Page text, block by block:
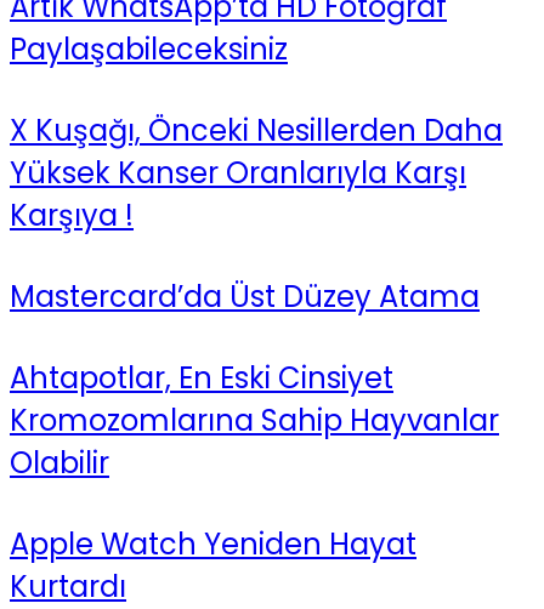
Paylaşabileceksiniz
X Kuşağı, Önceki Nesillerden Daha
Yüksek Kanser Oranlarıyla Karşı
Karşıya !
Mastercard’da Üst Düzey Atama
Ahtapotlar, En Eski Cinsiyet
Kromozomlarına Sahip Hayvanlar
Olabilir
Apple Watch Yeniden Hayat
Kurtardı